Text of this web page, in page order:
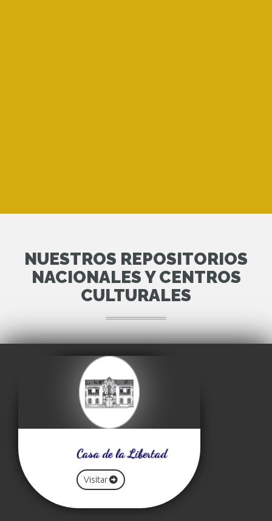
NUESTROS REPOSITORIOS
NACIONALES Y CENTROS
CULTURALES
Casa de la Libertad
Visitar